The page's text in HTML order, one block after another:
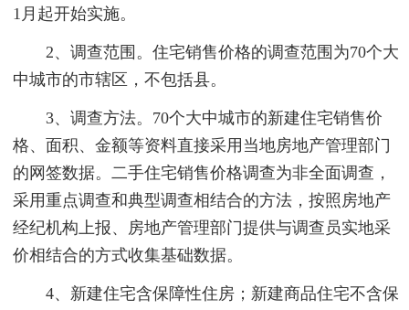
1月起开始实施。
2、调查范围。住宅销售价格的调查范围为70个大
中城市的市辖区，不包括县。
3、调查方法。70个大中城市的新建住宅销售价
格、面积、金额等资料直接采用当地房地产管理部门
的网签数据。二手住宅销售价格调查为非全面调查，
采用重点调查和典型调查相结合的方法，按照房地产
经纪机构上报、房地产管理部门提供与调查员实地采
价相结合的方式收集基础数据。
4、新建住宅含保障性住房；新建商品住宅不含保